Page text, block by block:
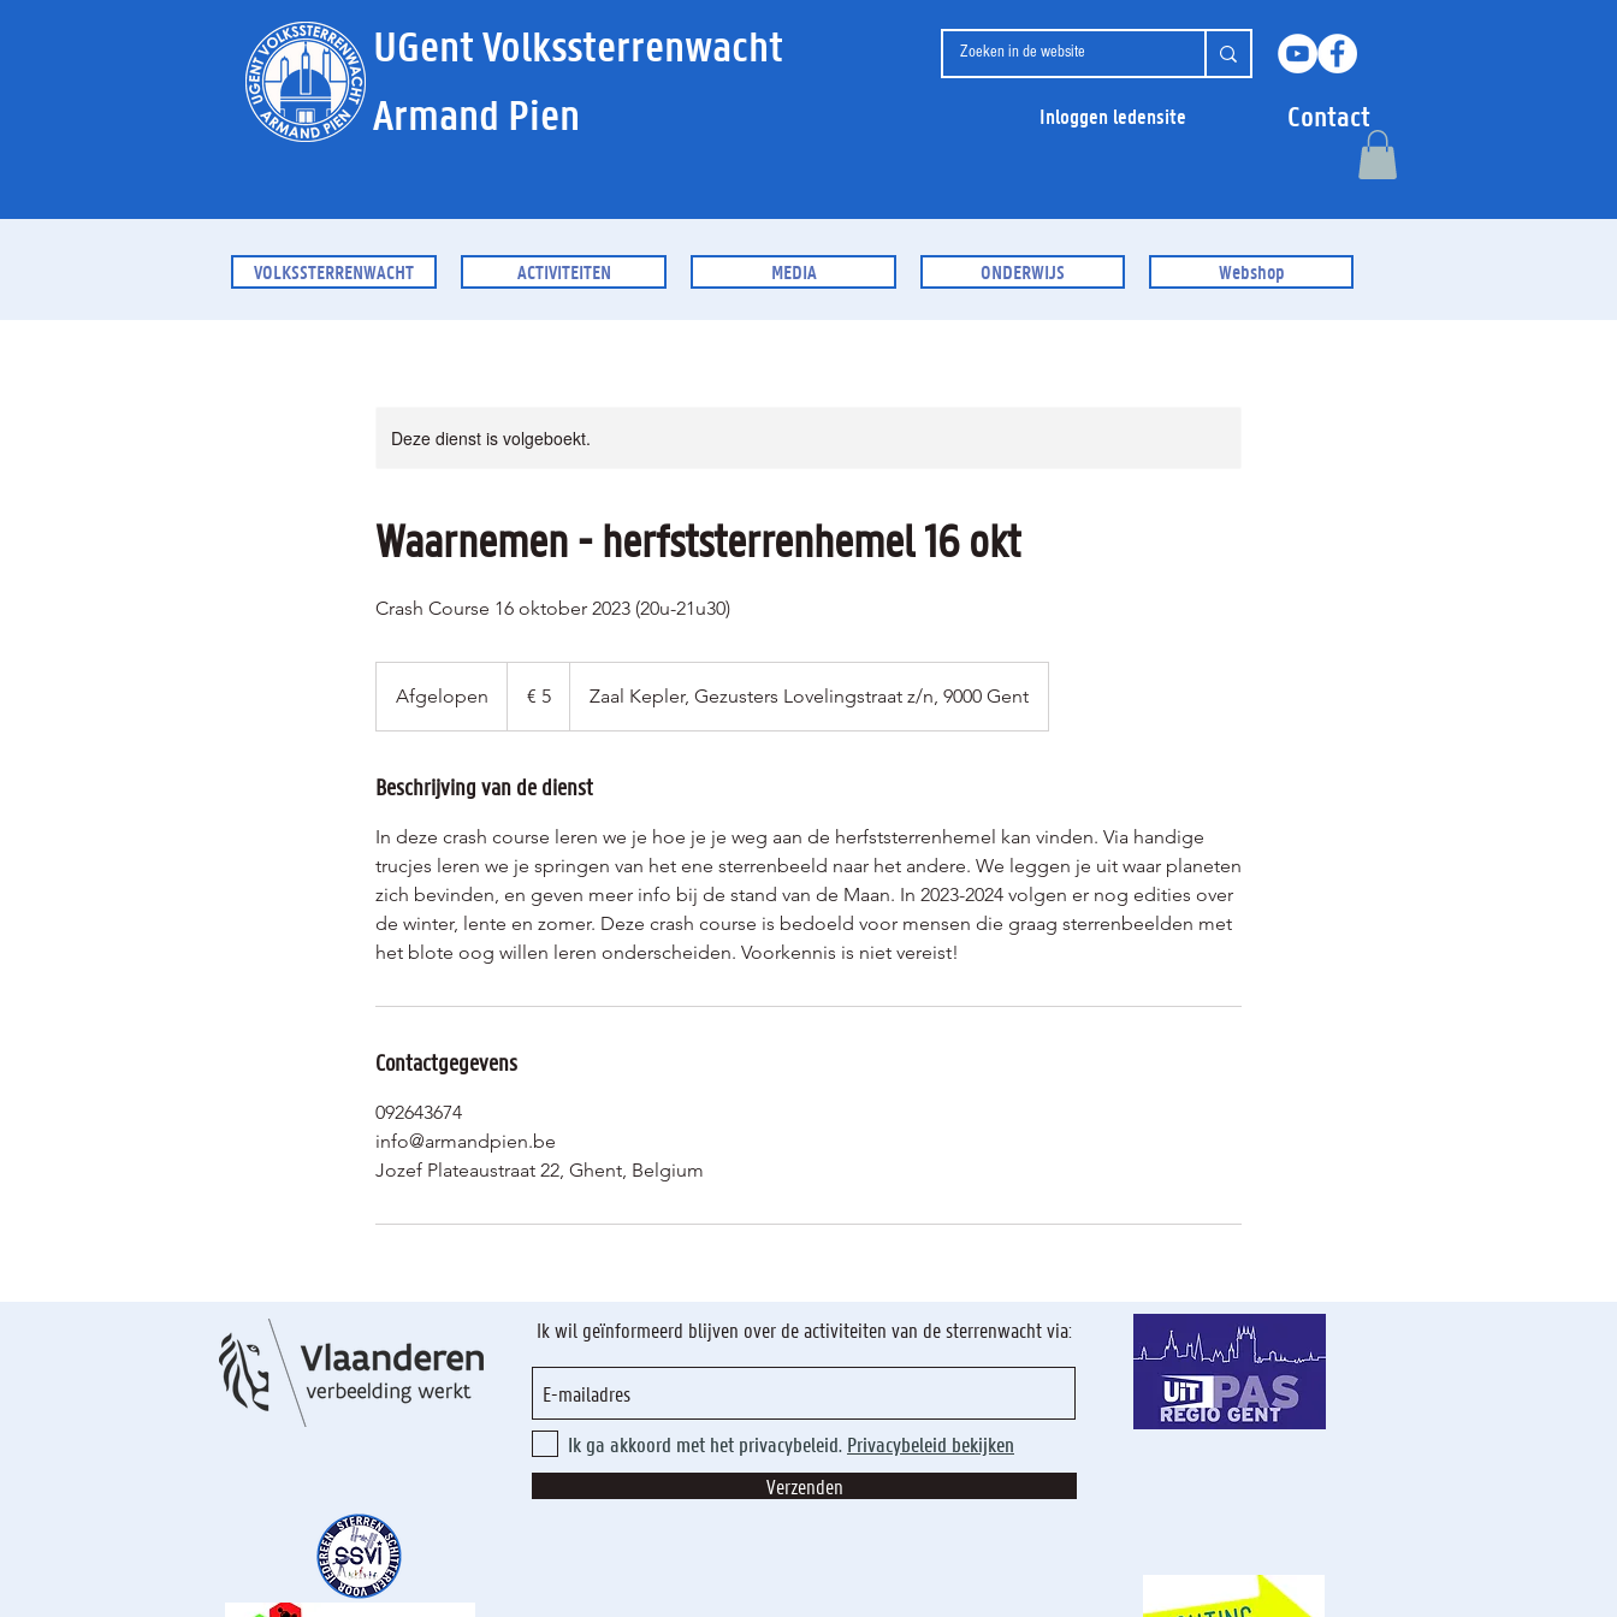
UGent Volkssterrenwacht
Armand Pien
Inloggen ledensite Contact
VOLKSSTERRENWACHT ACTIVITEITEN MEDIA ONDERWIJS Webshop
Deze dienst is volgeboekt.
Waarnemen - herfststerrenhemel 16 okt
Crash Course 16 oktober 2023 (20u-21u30)
Afgelopen
f
e
o
p
e
n
€ 5 Zaal Kepler, Gezusters Lovelingstraat z/n, 9000 Gent
Beschrijving van de dienst
In deze crash course leren we je hoe je je weg aan de herfststerrenhemel kan vinden. Via handige
trucjes leren we je springen van het ene sterrenbeeld naar het andere. We leggen je uit waar planeten
zich bevinden, en geven meer info bij de stand van de Maan. In 2023-2024 volgen er nog edities over
de winter, lente en zomer. Deze crash course is bedoeld voor mensen die graag sterrenbeelden met
het blote oog willen leren onderscheiden. Voorkennis is niet vereist!
Contactgegevens
092643674
info@armandpien.be
Jozef Plateaustraat 22, Ghent, Belgium
Ik wil geïnformeerd blijven over de activiteiten van de sterrenwacht via:
Ik ga akkoord met het privacybeleid. Privacybeleid bekijken
Verzenden